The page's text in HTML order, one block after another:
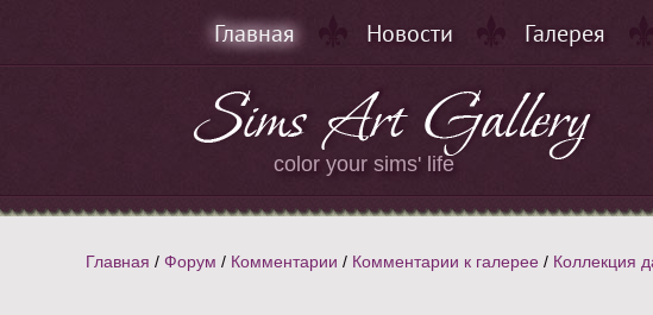
Главная Новости Галерея
color your sims' life
Главная / Форум / Комментарии / Комментарии к галерее / Коллекция